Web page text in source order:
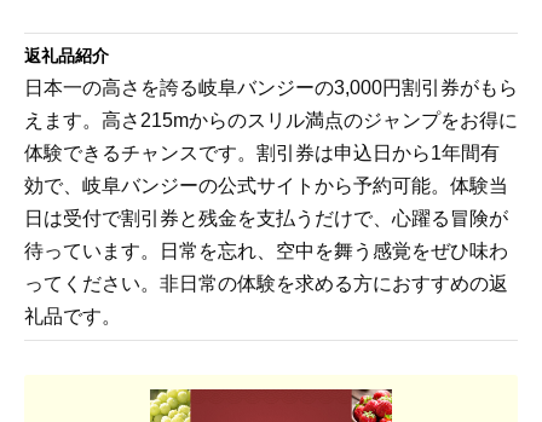
返礼品紹介
日本一の高さを誇る岐阜バンジーの3,000円割引券がもら
えます。高さ215mからのスリル満点のジャンプをお得に
体験できるチャンスです。割引券は申込日から1年間有
効で、岐阜バンジーの公式サイトから予約可能。体験当
日は受付で割引券と残金を支払うだけで、心躍る冒険が
待っています。日常を忘れ、空中を舞う感覚をぜひ味わ
ってください。非日常の体験を求める方におすすめの返
礼品です。